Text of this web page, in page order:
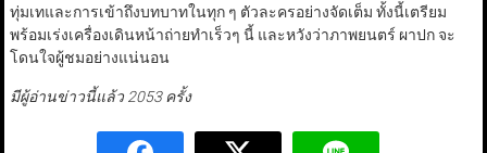
ทุ่มเทและการเข้าถึงบทบาทในทุก ๆ ตัวละครอย่างจัดเต็ม ทั้งนี้เตรียม
พร้อมเร่งเครื่องเดินหน้าถ่ายทำเร็วๆ นี้ และหวังว่าภาพยนตร์ ผาปก จะ
โดนใจผู้ชมอย่างแน่นอน
มีผู้อ่านข่าวนี้แล้ว 2053 ครั้ง